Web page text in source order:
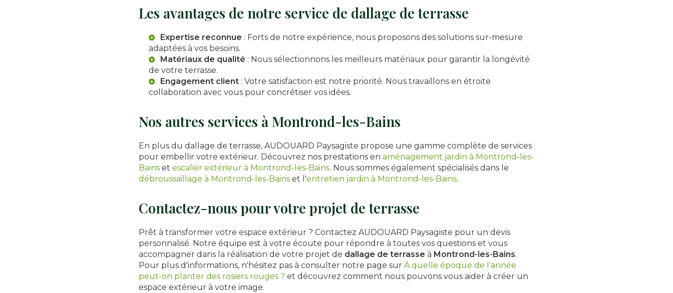
Les avantages de notre service de dallage de terrasse
Expertise reconnue : Forts de notre expérience, nous proposons des solutions sur-mesure
adaptées à vos besoins.
Matériaux de qualité : Nous sélectionnons les meilleurs matériaux pour garantir la longévité
de votre terrasse.
Engagement client : Votre satisfaction est notre priorité. Nous travaillons en étroite
collaboration avec vous pour concrétiser vos idées.
Nos autres services à Montrond-les-Bains
En plus du dallage de terrasse, AUDOUARD Paysagiste propose une gamme complète de services
pour embellir votre extérieur. Découvrez nos prestations en aménagement jardin à Montrond-les-
Bains et escalier extérieur à Montrond-les-Bains. Nous sommes également spécialisés dans le
débroussaillage à Montrond-les-Bains et l'entretien jardin à Montrond-les-Bains.
Contactez-nous pour votre projet de terrasse
Prêt à transformer votre espace extérieur ? Contactez AUDOUARD Paysagiste pour un devis
personnalisé. Notre équipe est à votre écoute pour répondre à toutes vos questions et vous
accompagner dans la réalisation de votre projet de dallage de terrasse à Montrond-les-Bains.
Pour plus d'informations, n'hésitez pas à consulter notre page sur À quelle époque de l'année
peut-on planter des rosiers rouges ? et découvrez comment nous pouvons vous aider à créer un
espace extérieur à votre image.